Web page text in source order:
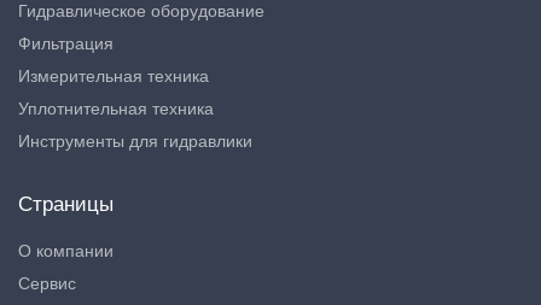
Гидравлическое оборудование
Фильтрация
Измерительная техника
Уплотнительная техника
Инструменты для гидравлики
Страницы
О компании
Сервис